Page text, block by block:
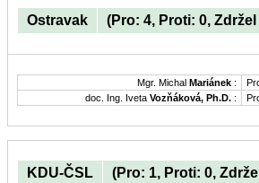
Ostravak (Pro: 4, Proti: 0, Zdržel
Mgr. Michal Mariánek :
doc. Ing. Iveta Vozňáková, Ph.D. :
KDU-ČSL (Pro: 1, Proti: 0,